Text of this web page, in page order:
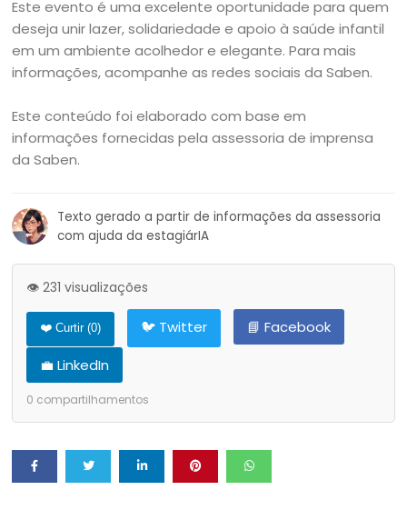
Este evento é uma excelente oportunidade para quem
deseja unir lazer, solidariedade e apoio à saúde infantil
em um ambiente acolhedor e elegante. Para mais
informações, acompanhe as redes sociais da Saben.
Este conteúdo foi elaborado com base em
informações fornecidas pela assessoria de imprensa
da Saben.
Texto gerado a partir de informações da assessoria
com ajuda da estagiárIA
👁️ 231 visualizações
❤️ Curtir (0) 🐦 Twitter
📘 Facebook
💼 LinkedIn
0 compartilhamentos